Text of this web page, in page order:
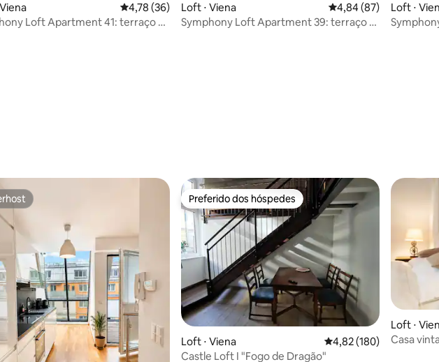
média de 5, 28 avaliações
4,78 de uma avaliação média de 5, 36 avaliações
4,78 (36)
Loft Apartment 41: terraço e
Loft ⋅ Viena 4,84 de uma avaliação
4,84 (87)
Symphony Loft Apartment 39: terraço e
Loft ⋅
média de 5, 158 avaliações
Preferido dos hóspedes
Preferido dos hóspedes
Loft ⋅ Viena 4,82 de uma avaliação
4,82 (180)
Castle Loft I "Fogo de Dragão"
Loft ⋅
Casa